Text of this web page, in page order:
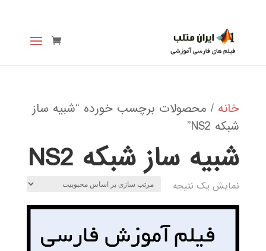
خانه / محصولات برچسب خورده “شبیه ساز
شبکه NS2”
شبیه ساز شبکه NS2
نمایش یک نتیجه